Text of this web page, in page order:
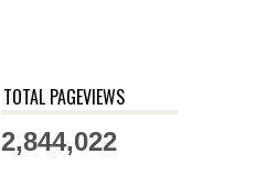
TOTAL PAGEVIEWS
2,844,022